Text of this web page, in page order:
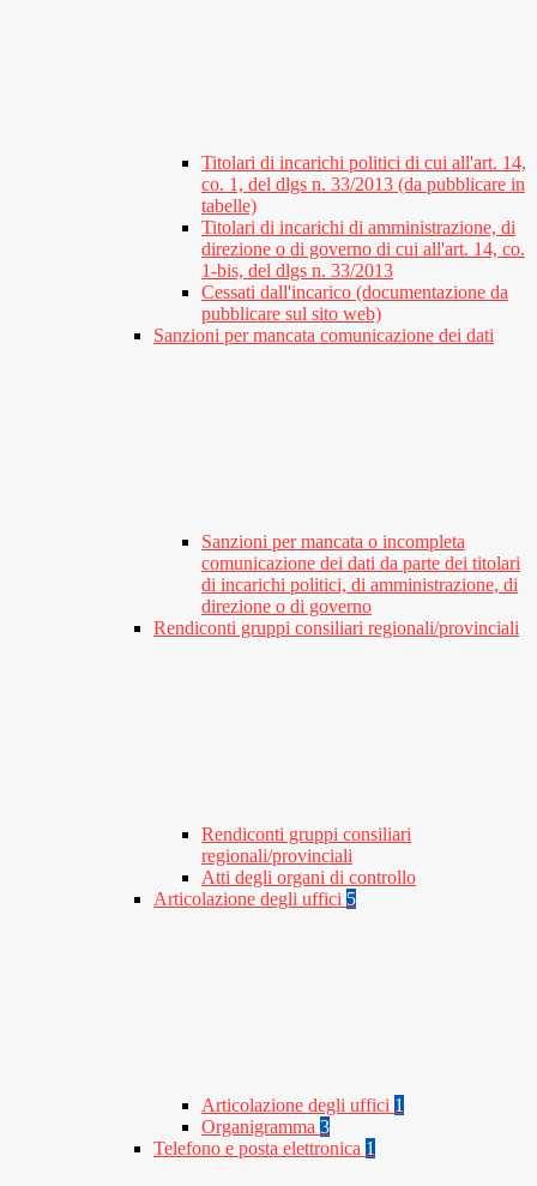
Titolari di incarichi politici di cui all'art. 14,
co. 1, del dlgs n. 33/2013 (da pubblicare in
tabelle)
Titolari di incarichi di amministrazione, di
direzione o di governo di cui all'art. 14, co.
1-bis, del dlgs n. 33/2013
Cessati dall'incarico (documentazione da
pubblicare sul sito web)
Sanzioni per mancata comunicazione dei dati
Sanzioni per mancata o incompleta
comunicazione dei dati da parte dei titolari
di incarichi politici, di amministrazione, di
direzione o di governo
Rendiconti gruppi consiliari regionali/provinciali
Rendiconti gruppi consiliari
regionali/provinciali
Atti degli organi di controllo
Articolazione degli uffici 5
Articolazione degli uffici 1
Organigramma 3
Telefono e posta elettronica 1